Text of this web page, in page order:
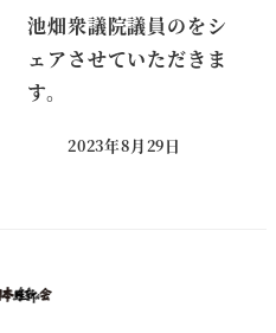
池畑衆議院議員のをシ
ェアさせていただきま
す。
投稿日
2023年8月29日